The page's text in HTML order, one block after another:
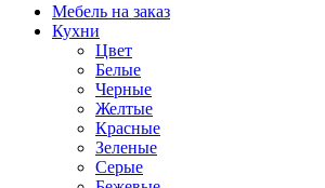
Мебель на заказ
Кухни
Цвет
Белые
Черные
Желтые
Красные
Зеленые
Серые